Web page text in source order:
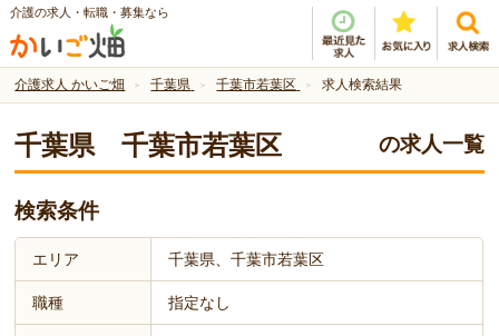
介護の求人・転職・募集なら
介護求人 かいご畑 千葉県 千葉市若葉区 求人検索結果
千葉県 千葉市若葉区 の求人一覧
検索条件
エリア 千葉県、千葉市若葉区
職種 指定なし